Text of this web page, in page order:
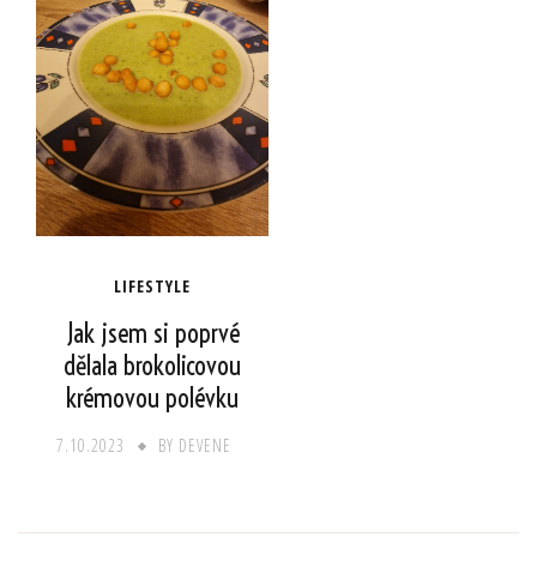
LIFESTYLE
Jak jsem si poprvé
dělala brokolicovou
krémovou polévku
7.10.2023 BY DEVENE